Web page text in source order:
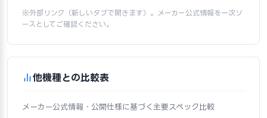
※外部リンク（新しいタブで開きます）。メーカー公式情報を一次ソ
ースとしてご確認ください。
他機種との比較表
メーカー公式情報・公開仕様に基づく主要スペック比較